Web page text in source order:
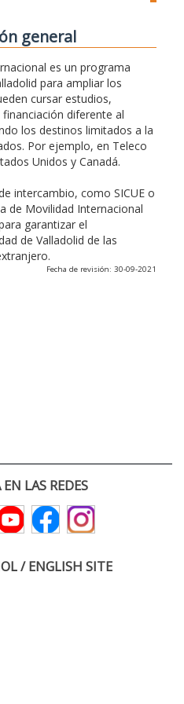
general
es un programa
para ampliar los
cursar estudios,
diferente al
los destinos limitados a la
Por ejemplo, en Teleco
Unidos y Canadá.
intercambio, como SICUE o
de Movilidad Internacional
garantizar el
de Valladolid de las
Fecha de revisión: 30-09-2021
LAS REDES
/ ENGLISH SITE